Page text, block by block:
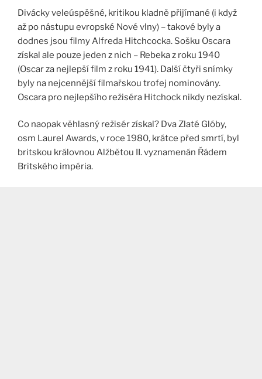
Divácky veleúspěšné, kritikou kladně přijímané (i když
až po nástupu evropské Nové vlny) – takové byly a
dodnes jsou filmy Alfreda Hitchcocka. Sošku Oscara
získal ale pouze jeden z nich – Rebeka z roku 1940
(Oscar za nejlepší film z roku 1941). Další čtyři snímky
byly na nejcennější filmařskou trofej nominovány.
Oscara pro nejlepšího režiséra Hitchock nikdy nezískal.
Co naopak věhlasný režisér získal? Dva Zlaté Glóby,
osm Laurel Awards, v roce 1980, krátce před smrtí, byl
britskou královnou Alžbětou II. vyznamenán Řádem
Britského impéria.